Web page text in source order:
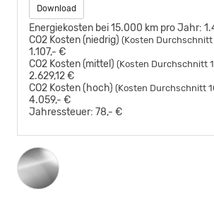
Download
Energiekosten bei 15.000 km pro Jahr:
CO2 Kosten (niedrig) (Kosten Durchschnitt
1.107,- €
CO2 Kosten (mittel) (Kosten Durchschnitt
2.629,12 €
CO2 Kosten (hoch) (Kosten Durchschnitt
4.059,- €
Jahressteuer: 78,- €